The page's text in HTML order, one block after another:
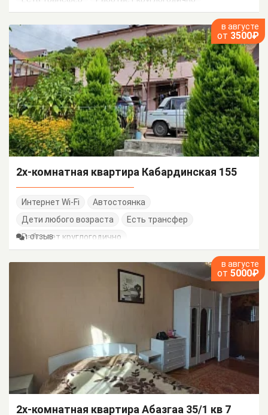
в августе
от 3500₽
2х-комнатная квартира Кабардинская 155
Интернет Wi-Fi
Автостоянка
Дети любого возраста
Есть трансфер
Работает круглогодично
1 ОТЗЫВ
в августе
от 5000₽
2х-комнатная квартира Абазгаа 35/1 кв 7